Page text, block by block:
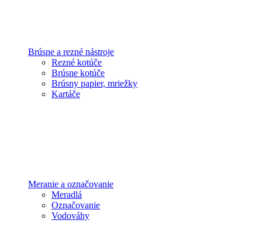
Brúsne a rezné nástroje
Rezné kotúče
Brúsne kotúče
Brúsny papier, mriežky
Kartáče
Meranie a označovanie
Meradlá
Označovanie
Vodováhy